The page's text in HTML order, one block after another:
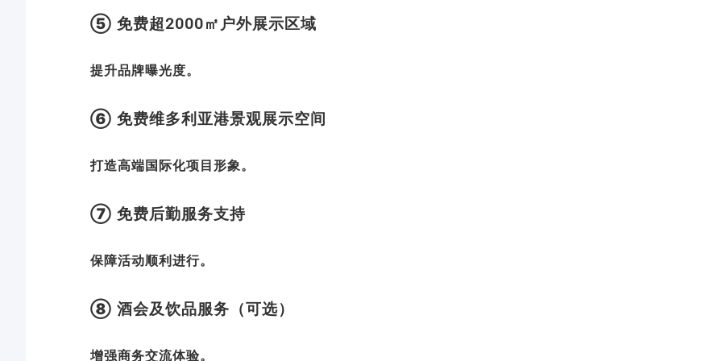
⑤ 免费超2000㎡户外展示区域
提升品牌曝光度。
⑥ 免费维多利亚港景观展示空间
打造高端国际化项目形象。
⑦ 免费后勤服务支持
保障活动顺利进行。
⑧ 酒会及饮品服务（可选）
增强商务交流体验。